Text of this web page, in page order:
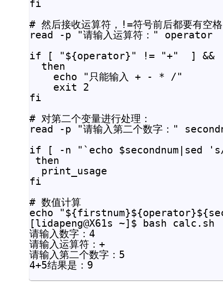
fi
# 然后接收运算符，!=符号前后都要有空格
read -p "请输入运算符：" operator
if [ "${operator}" != "+"  ]
  then
    echo "只能输入 + - * /"
    exit 2
fi
# 对第二个变量进行处理：
read -p "请输入第二个数字："
if [ -n "`echo
then
  print_usage
fi
# 数值计算
echo
[lidapeng@X61s ~]$ bash calc.sh
请输入数字：4
请输入运算符：+
请输入第二个数字：5